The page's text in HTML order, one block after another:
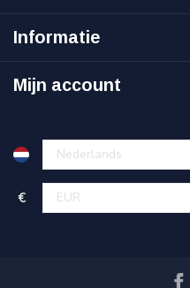
Informatie
Mijn account
€